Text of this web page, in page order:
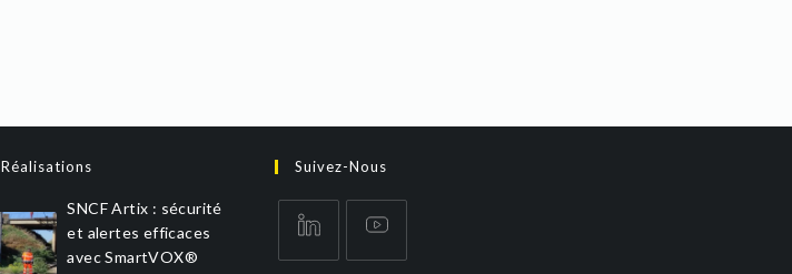
Réalisations
SNCF Artix : sécurité
et alertes efficaces
avec SmartVOX®
Suivez-Nous